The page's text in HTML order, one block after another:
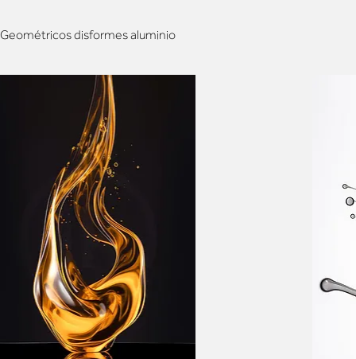
Geométricos disformes aluminio